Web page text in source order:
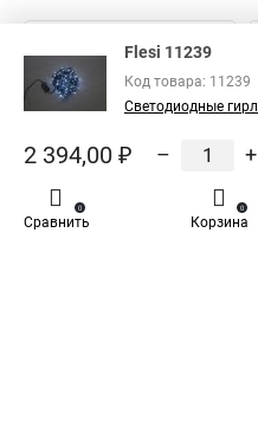
Flesi 11239
Код товара: 11239
Светодиодные
2 394,00 ₽ – +
Сравнить
0
Корзина
0